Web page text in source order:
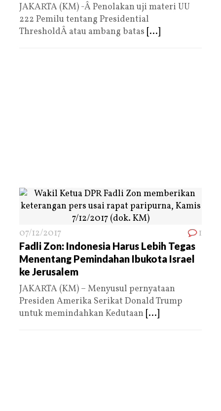
JAKARTA (KM) -Â Penolakan uji materi UU
222 Pemilu tentang Presidential
ThresholdÂ atau ambang batas [...]
07/12/2017 1
Fadli Zon: Indonesia Harus Lebih Tegas
Menentang Pemindahan Ibukota Israel
ke Jerusalem
JAKARTA (KM) – Menyusul pernyataan
Presiden Amerika Serikat Donald Trump
untuk memindahkan Kedutaan [...]